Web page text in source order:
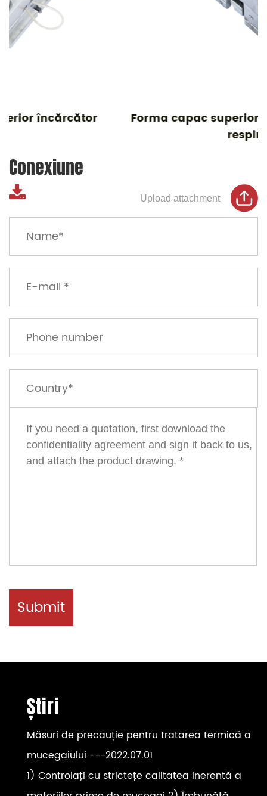
Forma capac superior pentru colectorul de
Conexiune
Upload attachment
Știri
Măsuri de precauție pentru tratarea termică a
mucegaiului ---2022.07.01
1) Controlați cu strictețe calitatea inerentă a